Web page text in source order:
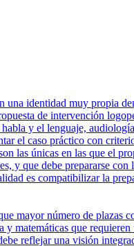
identidad muy propia
de intervención
y el lenguaje,
el caso práctico con
las únicas en las que el
y que debe prepararse
es compatibilizar la
mayor número de plazas
matemáticas que
reflejar una visión